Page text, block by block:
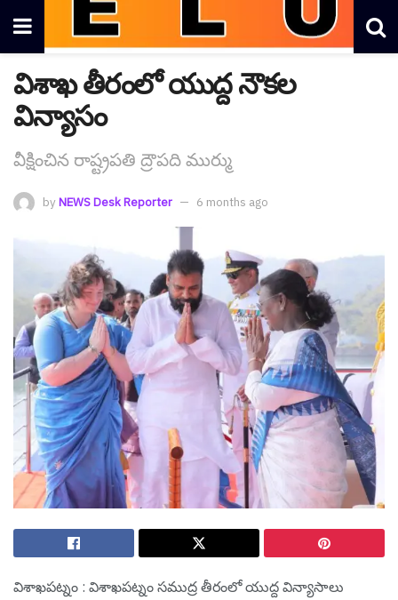
విశాఖ తీరంలో యుద్ద నౌక‌ల
విన్యాసం
వీక్షించిన రాష్ట్ర‌ప‌తి ద్రౌప‌ది ముర్ము
by NEWS Desk Reporter 6 months ago
విశాఖ‌ప‌ట్నం : విశాఖపట్నం సముద్ర తీరంలో యుద్ద విన్యాసాలు